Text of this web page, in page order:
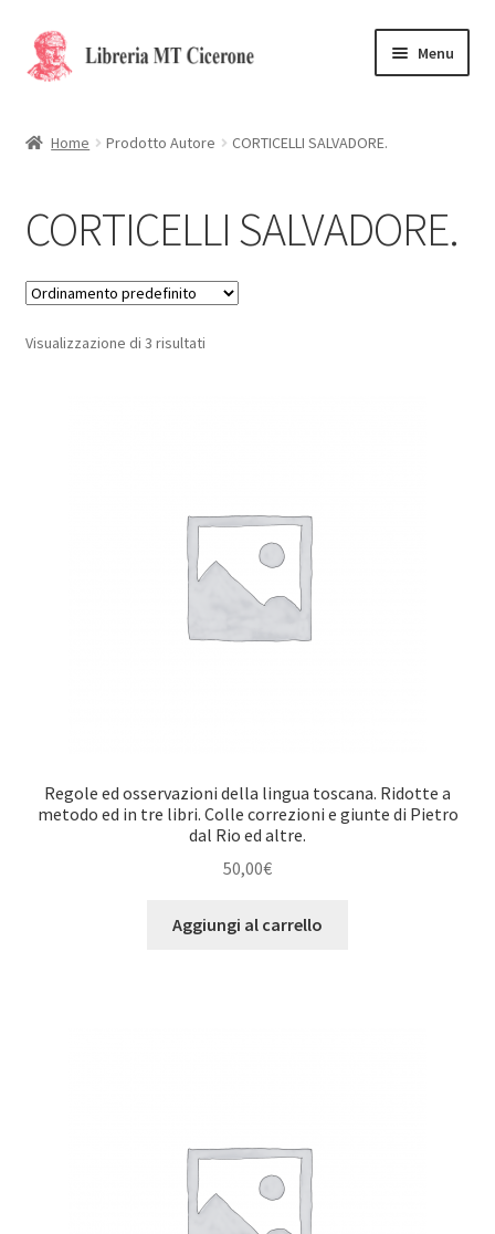
Vai
alla
Vai
al
Menu
La Storia
Contattaci
Cassa
Home Prodotto Autore CORTICELLI SALVADORE.
CORTICELLI SALVADORE.
Visualizzazione di 3 risultati
Regole ed osservazioni della lingua toscana. Ridotte a
metodo ed in tre libri. Colle correzioni e giunte di Pietro
dal Rio ed altre.
50,00€
Aggiungi al carrello